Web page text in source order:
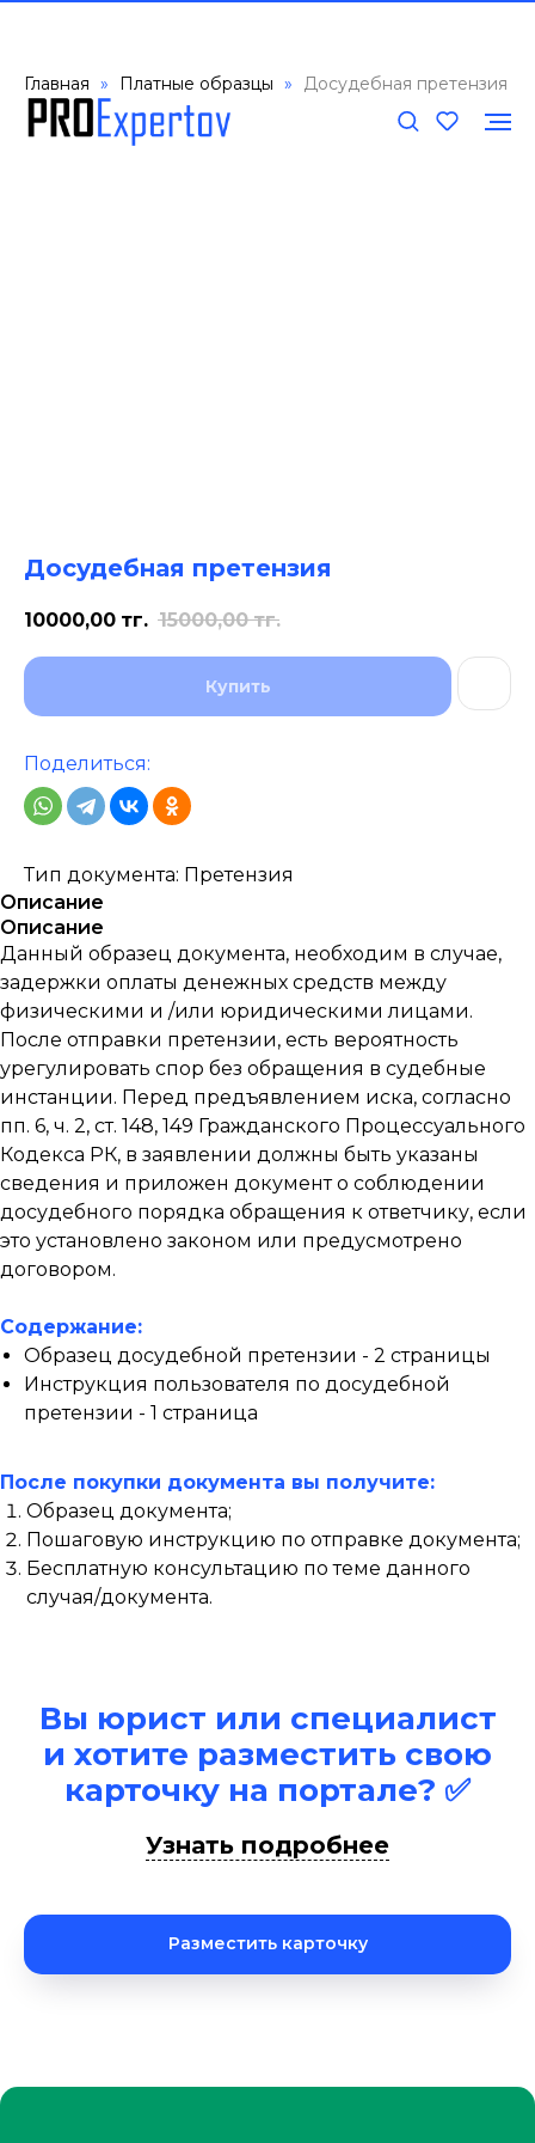
Главная Платные образцы Досудебная претензия
Досудебная претензия
10000,00 тг. 15000,00 тг.
Купить
Поделиться:
Тип документа: Претензия
Описание
Описание
Данный образец документа, необходим в случае,
задержки оплаты денежных средств между
физическими и /или юридическими лицами.
После отправки претензии, есть вероятность
урегулировать спор без обращения в судебные
инстанции. Перед предъявлением иска, согласно
пп. 6, ч. 2, ст. 148, 149 Гражданского Процессуального
Кодекса РК, в заявлении должны быть указаны
сведения и приложен документ о соблюдении
досудебного порядка обращения к ответчику, если
это установлено законом или предусмотрено
договором.
Содержание:
Образец досудебной претензии - 2 страницы
Инструкция пользователя по досудебной
претензии - 1 страница
После покупки документа вы получите:
Образец документа;
Пошаговую инструкцию по отправке документа;
Бесплатную консультацию по теме данного
случая/документа.
Вы юрист или специалист
и хотите разместить свою
карточку на портале? ✅
Узнать подробнее
Разместить карточку